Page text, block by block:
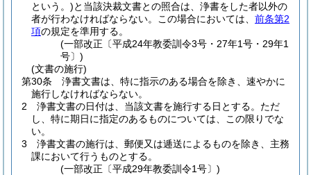
という。)と当該決裁文書との照合は、浄書をした者以外の
者が行わなければならない。
この場合においては、 前条第2
項の規定を準用する。
(一部改正〔平成24年教委訓令3号・27年1号・29年1
号〕)
(文書の施行)
第30条
浄書文書は、特に指示のある場合を除き、速やかに
施行しなければならない。
2
浄書文書の日付は、当該文書を施行する日とする。 ただ
し、特に期日に指定のあるものについては、この限りでな
い。
3
浄書文書の施行は、郵便又は逓送によるものを除き、主務
課において行うものとする。
(一部改正〔平成29年教委訓令1号〕)